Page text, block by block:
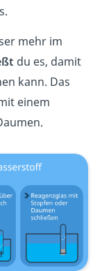
mehr im
du es, damit
kann. Das
einem